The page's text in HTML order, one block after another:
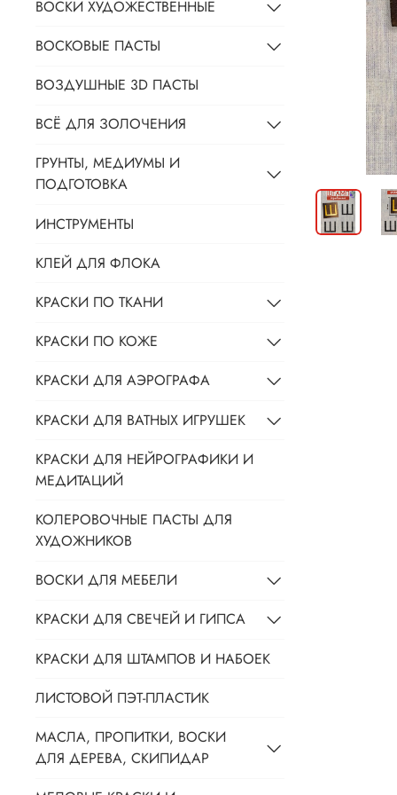
ВОСКИ ХУДОЖЕСТВЕННЫЕ
ВОСКОВЫЕ ПАСТЫ
ВОЗДУШНЫЕ 3D ПАСТЫ
ВСЁ ДЛЯ ЗОЛОЧЕНИЯ
ГРУНТЫ, МЕДИУМЫ И
ПОДГОТОВКА
ИНСТРУМЕНТЫ
КЛЕЙ ДЛЯ ФЛОКА
КРАСКИ ПО ТКАНИ
КРАСКИ ПО КОЖЕ
КРАСКИ ДЛЯ АЭРОГРАФА
КРАСКИ ДЛЯ ВАТНЫХ ИГРУШЕК
КРАСКИ ДЛЯ НЕЙРОГРАФИКИ И
МЕДИТАЦИЙ
КОЛЕРОВОЧНЫЕ ПАСТЫ ДЛЯ
ХУДОЖНИКОВ
ВОСКИ ДЛЯ МЕБЕЛИ
КРАСКИ ДЛЯ СВЕЧЕЙ И ГИПСА
КРАСКИ ДЛЯ ШТАМПОВ И НАБОЕК
ЛИСТОВОЙ ПЭТ-ПЛАСТИК
МАСЛА, ПРОПИТКИ, ВОСКИ
ДЛЯ ДЕРЕВА, СКИПИДАР